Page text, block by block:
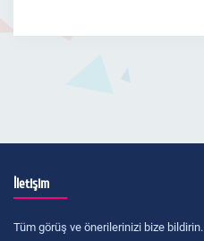
İletişim
Tüm görüş ve önerilerinizi bize bildirin.